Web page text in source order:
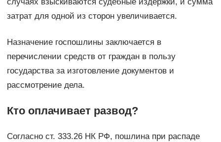
случаях взыскиваются судебные издержки, и сумма
затрат для одной из сторон увеличивается.
Назначение госпошлины заключается в
перечислении средств от граждан в пользу
государства за изготовление документов и
рассмотрение дела.
Кто оплачивает развод?
Согласно ст. 333.26 НК РФ, пошлина при распаде